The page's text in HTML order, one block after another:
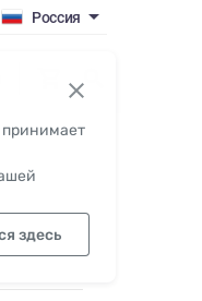
принимает
здесь
Россия